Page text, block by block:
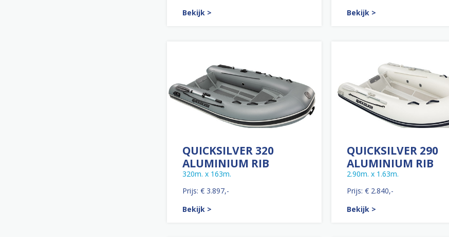
Bekijk >
Bekijk >
QUICKSILVER 320
ALUMINIUM RIB
320m. x 163m.
Prijs: € 3.897,-
Bekijk >
QUICKSILVER 290
ALUMINIUM RIB
2.90m. x 1.63m.
Prijs: € 2.840,-
Bekijk >